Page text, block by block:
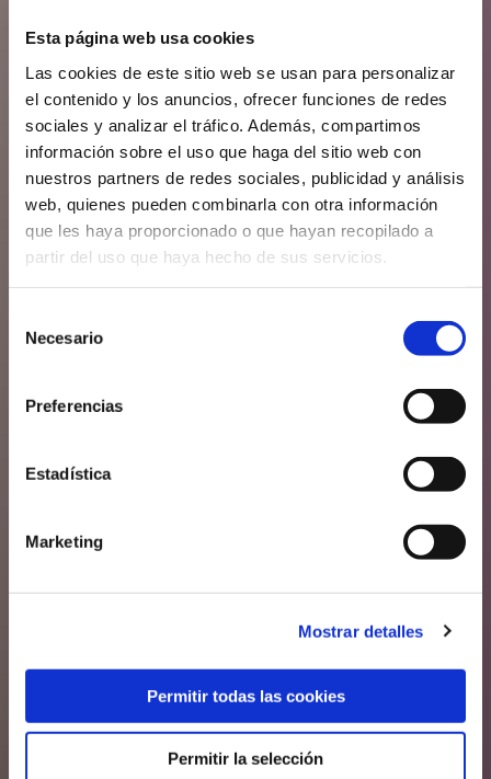
Esta página web usa cookies
Las cookies de este sitio web se usan para personalizar
el contenido y los anuncios, ofrecer funciones de redes
sociales y analizar el tráfico. Además, compartimos
información sobre el uso que haga del sitio web con
nuestros partners de redes sociales, publicidad y análisis
web, quienes pueden combinarla con otra información
que les haya proporcionado o que hayan recopilado a
partir del uso que haya hecho de sus servicios.
Necesario
Preferencias
Estadística
Marketing
Mostrar detalles
Permitir todas las cookies
Permitir la selección
Cosmetic
Packaging
Colortec